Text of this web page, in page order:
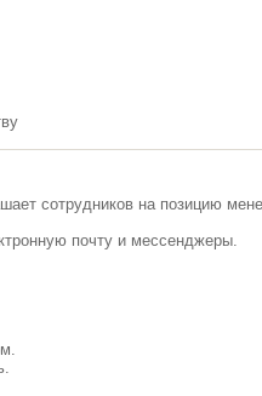
сотрудников на позицию
почту и мессенджеры.